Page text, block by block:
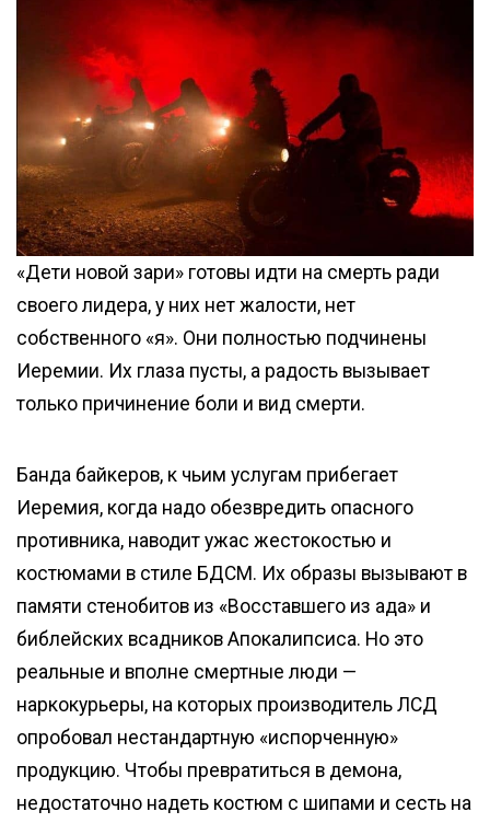
«Дети новой зари» готовы идти на смерть ради
своего лидера, у них нет жалости, нет
собственного «я». Они полностью подчинены
Иеремии. Их глаза пусты, а радость вызывает
только причинение боли и вид смерти.
Банда байкеров, к чьим услугам прибегает
Иеремия, когда надо обезвредить опасного
противника, наводит ужас жестокостью и
костюмами в стиле БДСМ. Их образы вызывают в
памяти стенобитов из «Восставшего из ада» и
библейских всадников Апокалипсиса. Но это
реальные и вполне смертные люди —
наркокурьеры, на которых производитель ЛСД
опробовал нестандартную «испорченную»
продукцию. Чтобы превратиться в демона,
недостаточно надеть костюм с шипами и сесть на